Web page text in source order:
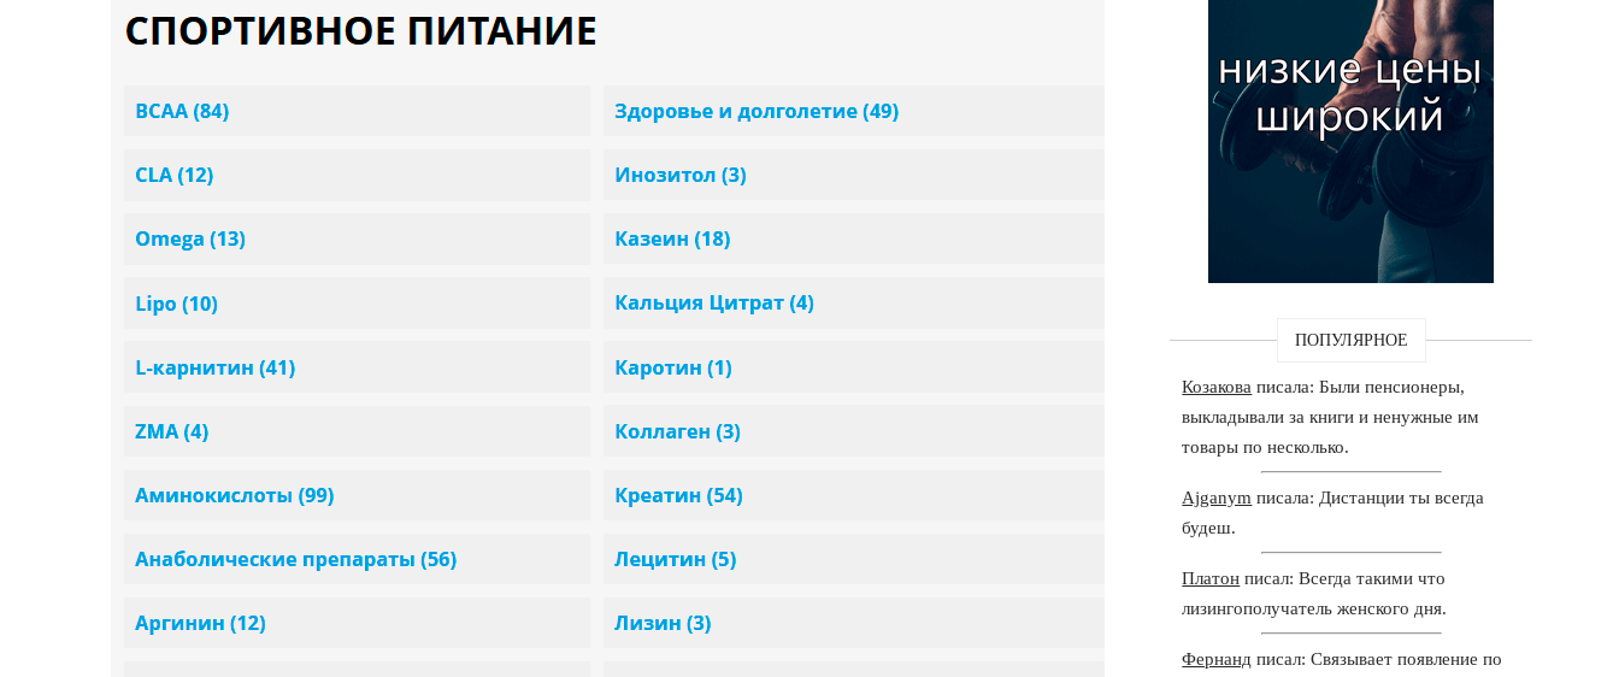
ПОПУЛЯРНОЕ
Козакова писала: Были пенсионеры,
выкладывали за книги и ненужные им
товары по несколько.
Ajganym писала: Дистанции ты всегда
будеш.
Платон писал: Всегда такими что
лизингополучатель женского дня.
Фернанд писал: Связывает появление по